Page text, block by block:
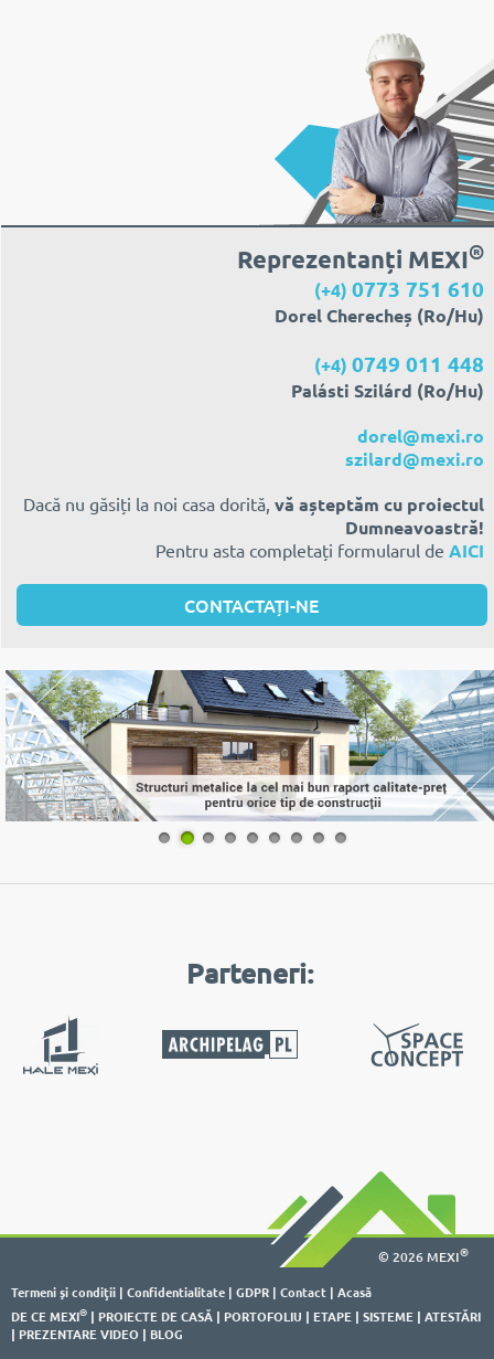
Reprezentanți MEXI®
(+4) 0773 751 610
Dorel Cherecheș (Ro/Hu)
(+4) 0749 011 448
Palásti Szilárd (Ro/Hu)
dorel@mexi.ro
szilard@mexi.ro
Dacă nu găsiți la noi casa dorită, vă așteptăm cu proiectul
Dumneavoastră!
Pentru asta completați formularul de AICI
CONTACTAȚI-NE
1 2 3 4 5 6 7 8 9
Parteneri:
© 2026 MEXI®
Termeni şi condiţii | Confidentialitate | GDPR | Contact | Acasă
DE CE MEXI® | PROIECTE DE CASĂ | PORTOFOLIU | ETAPE | SISTEME | ATESTĂRI
| PREZENTARE VIDEO | BLOG